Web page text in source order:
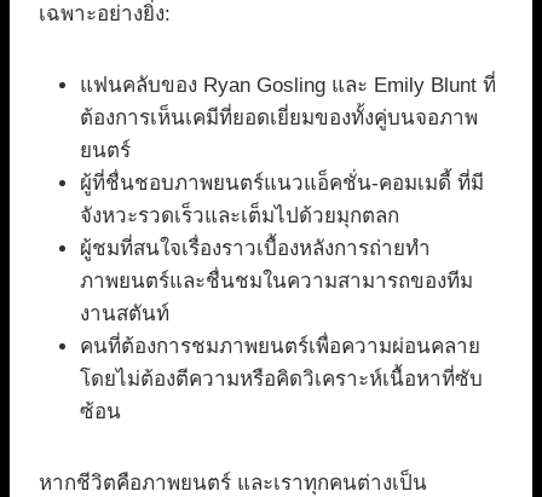
เฉพาะอย่างยิ่ง:
แฟนคลับของ Ryan Gosling และ Emily Blunt ที่
ต้องการเห็นเคมีที่ยอดเยี่ยมของทั้งคู่บนจอภาพ
ยนตร์
ผู้ที่ชื่นชอบภาพยนตร์แนวแอ็คชั่น-คอมเมดี้ ที่มี
จังหวะรวดเร็วและเต็มไปด้วยมุกตลก
ผู้ชมที่สนใจเรื่องราวเบื้องหลังการถ่ายทำ
ภาพยนตร์และชื่นชมในความสามารถของทีม
งานสตันท์
คนที่ต้องการชมภาพยนตร์เพื่อความผ่อนคลาย
โดยไม่ต้องตีความหรือคิดวิเคราะห์เนื้อหาที่ซับ
ซ้อน
หากชีวิตคือภาพยนตร์ และเราทุกคนต่างเป็น